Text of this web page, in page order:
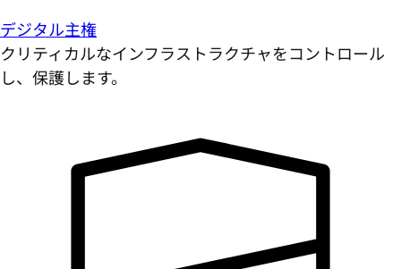
クリティカルなインフラストラクチャをコントロール
し、保護します。